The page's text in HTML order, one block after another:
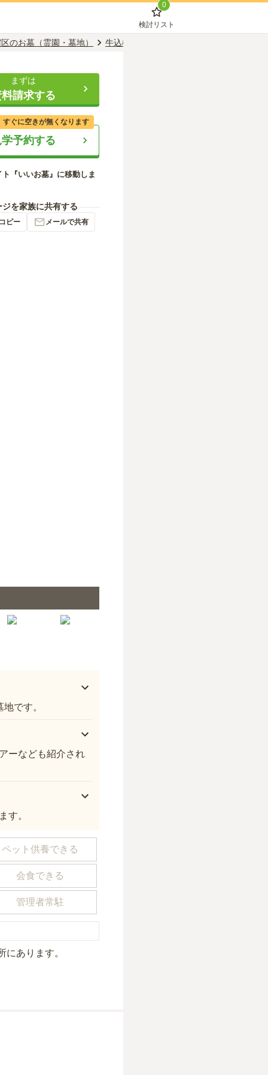
0
検討リスト
のお墓（霊園・墓地） 牛込柳町駅のお墓（霊園・墓地）
まずは
請求する
予約する
すぐに空きが無くなります
『いいお墓』に移動しま
ジを家族に共有する
ピー メールで共有
です。
ーなども紹介され
す。
ペット供養できる
会食できる
管理者常駐
にあり ます。